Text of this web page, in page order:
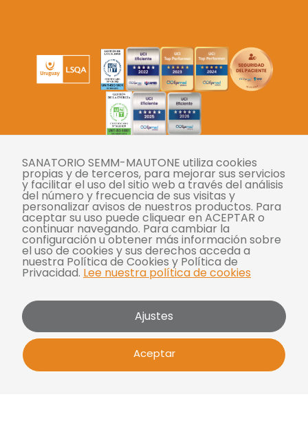
Instagram
Facebook
Twitter
YouTube
LinkedIn
Tasas
Derechos y deberes
Compliance
Términos y condiciones
Políticas de privacidad
Política de cookies
SANATORIO SEMM-MAUTONE utiliza cookies
propias y de terceros, para mejorar sus servicios
y facilitar el uso del sitio web a través del análisis
del número y frecuencia de sus visitas y
personalizar avisos de nuestros productos. Para
aceptar su uso puede cliquear en ACEPTAR o
continuar navegando. Para cambiar la
configuración u obtener más información sobre
el uso de cookies y sus derechos acceda a
nuestra Política de Cookies y Política de
Privacidad. Lee nuestra política de cookies
Ajustes
Aceptar